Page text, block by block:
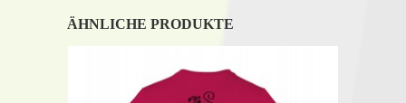
ÄHNLICHE PRODUKTE